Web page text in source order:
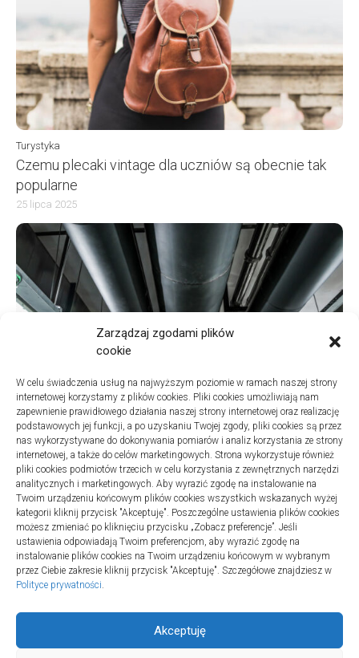
Zarządzaj zgodami plików
cookie
W celu świadczenia usług na najwyższym poziomie w ramach naszej strony
internetowej korzystamy z plików cookies. Pliki cookies umożliwiają nam
zapewnienie prawidłowego działania naszej strony internetowej oraz realizację
podstawowych jej funkcji, a po uzyskaniu Twojej zgody, pliki cookies są przez
nas wykorzystywane do dokonywania pomiarów i analiz korzystania ze strony
internetowej, a także do celów marketingowych. Strona wykorzystuje również
pliki cookies podmiotów trzecich w celu korzystania z zewnętrznych narzędzi
analitycznych i marketingowych. Aby wyrazić zgodę na instalowanie na
Twoim urządzeniu końcowym plików cookies wszystkich wskazanych wyżej
kategorii kliknij przycisk "Akceptuję". Poszczególne ustawienia plików cookies
możesz zmieniać po kliknięciu przycisku „Zobacz preferencje”. Jeśli
ustawienia odpowiadają Twoim preferencjom, aby wyrazić zgodę na
instalowanie plików cookies na Twoim urządzeniu końcowym w wybranym
przez Ciebie zakresie kliknij przycisk "Akceptuję". Szczegółowe znajdziesz w
Polityce prywatności.
Akceptuję
Turystyka
Czemu plecaki vintage dla uczniów są obecnie tak
popularne
25 lipca 2025
Turystyka
Jak wybrać dobrą firmę do sanitarnych instalacji w
szpitalach
20 lipca 2025
Aktywność © 2026. All Rights Reserved.